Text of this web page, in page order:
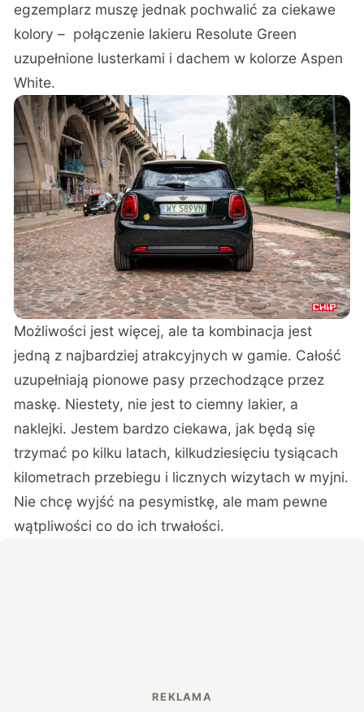
egzemplarz muszę jednak pochwalić za ciekawe
kolory – połączenie lakieru Resolute Green
uzupełnione lusterkami i dachem w kolorze Aspen
White.
Możliwości jest więcej, ale ta kombinacja jest
jedną z najbardziej atrakcyjnych w gamie. Całość
uzupełniają pionowe pasy przechodzące przez
maskę. Niestety, nie jest to ciemny lakier, a
naklejki. Jestem bardzo ciekawa, jak będą się
trzymać po kilku latach, kilkudziesięciu tysiącach
kilometrach przebiegu i licznych wizytach w myjni.
Nie chcę wyjść na pesymistkę, ale mam pewne
wątpliwości co do ich trwałości.